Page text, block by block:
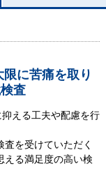
に苦痛を取り
査
える工夫や配慮を行
を受けていただく
える満足度の高い検